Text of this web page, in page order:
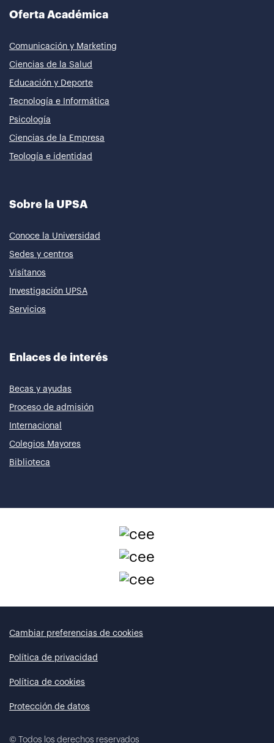
Oferta Académica
Comunicación y Marketing
Ciencias de la Salud
Educación y Deporte
Tecnología e Informática
Psicología
Ciencias de la Empresa
Teología e identidad
Sobre la UPSA
Conoce la Universidad
Sedes y centros
Visítanos
Investigación UPSA
Servicios
Enlaces de interés
Becas y ayudas
Proceso de admisión
Internacional
Colegios Mayores
Biblioteca
Cambiar preferencias de cookies
Política de privacidad
Política de cookies
Protección de datos
© Todos los derechos reservados